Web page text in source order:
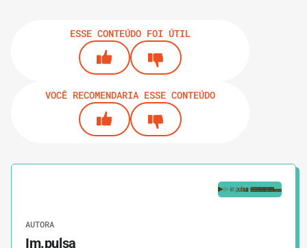
ESSE CONTEÚDO FOI ÚTIL
VOCÊ RECOMENDARIA ESSE CONTEÚDO
AUTORA
Im.pulsa